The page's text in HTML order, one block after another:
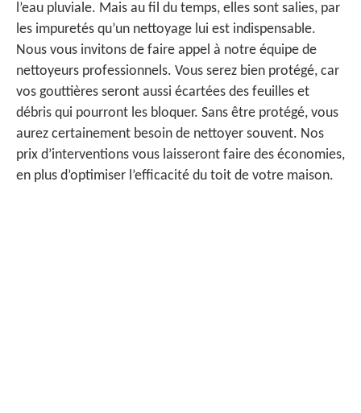
l’eau pluviale. Mais au fil du temps, elles sont salies, par
les impuretés qu’un nettoyage lui est indispensable.
Nous vous invitons de faire appel à notre équipe de
nettoyeurs professionnels. Vous serez bien protégé, car
vos gouttières seront aussi écartées des feuilles et
débris qui pourront les bloquer. Sans être protégé, vous
aurez certainement besoin de nettoyer souvent. Nos
prix d’interventions vous laisseront faire des économies,
en plus d’optimiser l’efficacité du toit de votre maison.